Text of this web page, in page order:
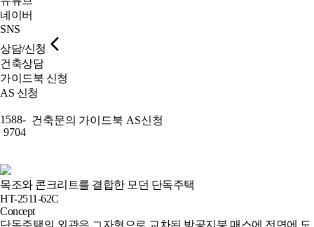
네이버
SNS
상담/신청
건축상담
가이드북 신청
AS 신청
1588-
9704
건축문의 가이드북 AS신청
목조와 콘크리트를 결합한 모던 단독주택
HT-2511-62C
Concept
단독주택의 외관은 ㄱ자형으로 교차된 박공지붕 매스에 전면에 도